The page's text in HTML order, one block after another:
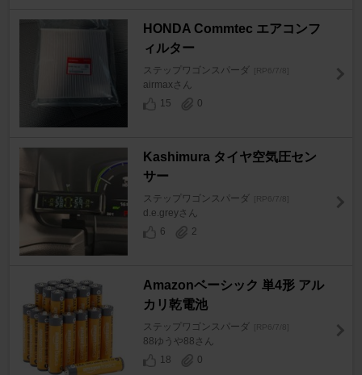
HONDA Commtec エアコンフ
ィルター
ステップワゴンスパーダ [RP6/7/8]
airmaxさん
15
0
Kashimura タイヤ空気圧セン
サー
ステップワゴンスパーダ [RP6/7/8]
d.e.greyさん
6
2
Amazonベーシック 単4形 アル
カリ乾電池
ステップワゴンスパーダ [RP6/7/8]
88ゆうや88さん
18
0